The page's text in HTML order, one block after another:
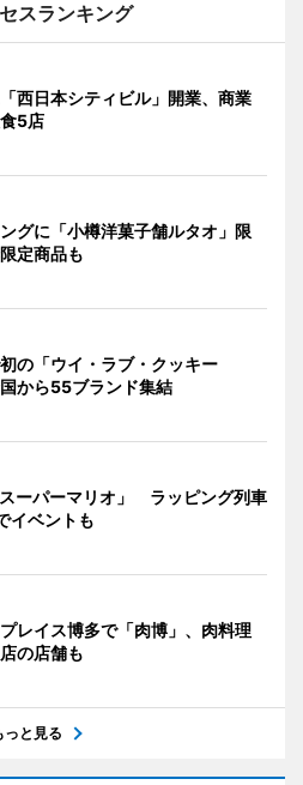
スランキング
西日本シティビル」開業、商業
5店
グに「小樽洋菓子舗ルタオ」限
定商品も
の「ウイ・ラブ・クッキー
から55ブランド集結
ーパーマリオ」 ラッピング列車
イベントも
レイス博多で「肉博」、肉料理
の店舗も
っと見る